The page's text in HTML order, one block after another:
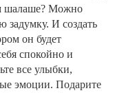
шалаше? Можно
задумку. И создать
он будет
спокойно и
все улыбки,
эмоции. Подарите